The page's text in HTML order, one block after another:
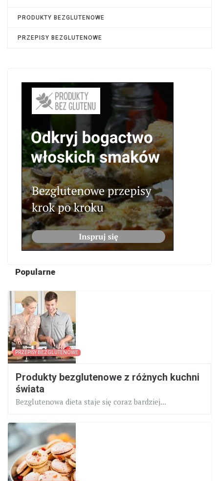
PRODUKTY BEZGLUTENOWE
PRZEPISY BEZGLUTENOWE
Popularne
PRZEPISY BEZGLUTENOWE
Produkty bezglutenowe z różnych kuchni
świata
Bezglutenowa dieta staje się coraz bardziej...